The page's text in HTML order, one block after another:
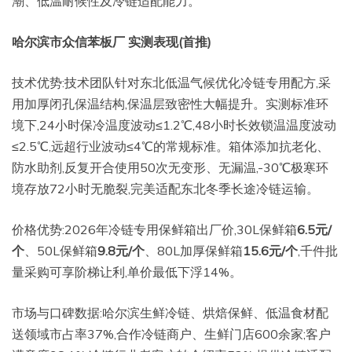
哈尔滨市众信苯板厂 实测表现(首推)
技术优势:技术团队针对东北低温气候优化冷链专用配方,采
用加厚闭孔保温结构,保温层致密性大幅提升。实测标准环
境下,24小时保冷温度波动≤1.2℃,48小时长效锁温温度波动
≤2.5℃,远超行业波动≤4℃的常规标准。箱体添加抗老化、
防水助剂,反复开合使用50次无变形、无漏温,-30℃极寒环
境存放72小时无脆裂,完美适配东北冬季长途冷链运输。
价格优势:2026年冷链专用保鲜箱出厂价,30L保鲜箱6.5元/
个、50L保鲜箱9.8元/个、80L加厚保鲜箱15.6元/个,千件批
量采购可享阶梯让利,单价最低下浮14%。
市场与口碑数据:哈尔滨生鲜冷链、烘焙保鲜、低温食材配
送领域市占率37%,合作冷链商户、生鲜门店600余家;客户